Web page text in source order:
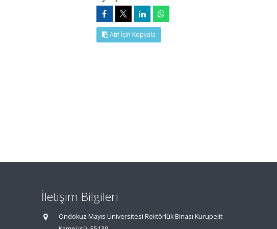
Atıf İçin Kopyala
İletişim Bilgileri
Ondokuz Mayıs Üniversitesi Rektörlük Binası Kurupelit